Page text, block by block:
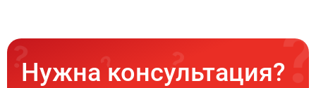
Нужна консультация?